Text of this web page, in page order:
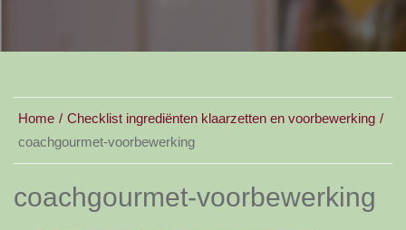
Home
Checklist ingrediënten klaarzetten en voorbewerking
coachgourmet-voorbewerking
coachgourmet-voorbewerking